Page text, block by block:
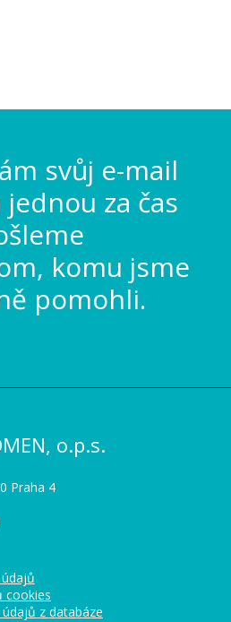
svůj e-mail
za čas
komu jsme
pomohli.
o.p.s.
Praha 4
cookies
z databáze